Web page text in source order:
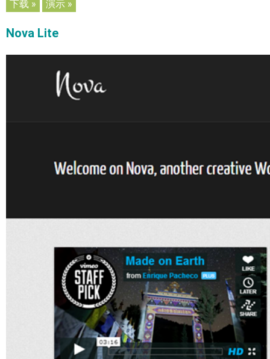
下载 » 演示 »
Nova Lite